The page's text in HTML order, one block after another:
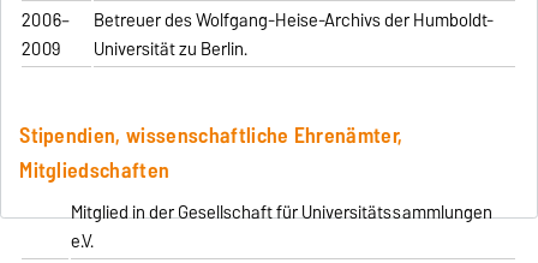
2006–
2009
Betreuer des Wolfgang-Heise-Archivs der Humboldt-
Universität zu Berlin.
Stipendien, wissenschaftliche Ehrenämter,
Mitgliedschaften
Mitglied in der Gesellschaft für Universitätssammlungen
e.V.